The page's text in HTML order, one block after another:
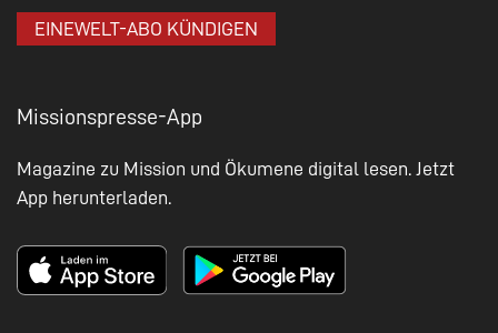
EINEWELT-ABO KÜNDIGEN
Missionspresse-App
Magazine zu Mission und Ökumene digital lesen. Jetzt
App herunterladen.